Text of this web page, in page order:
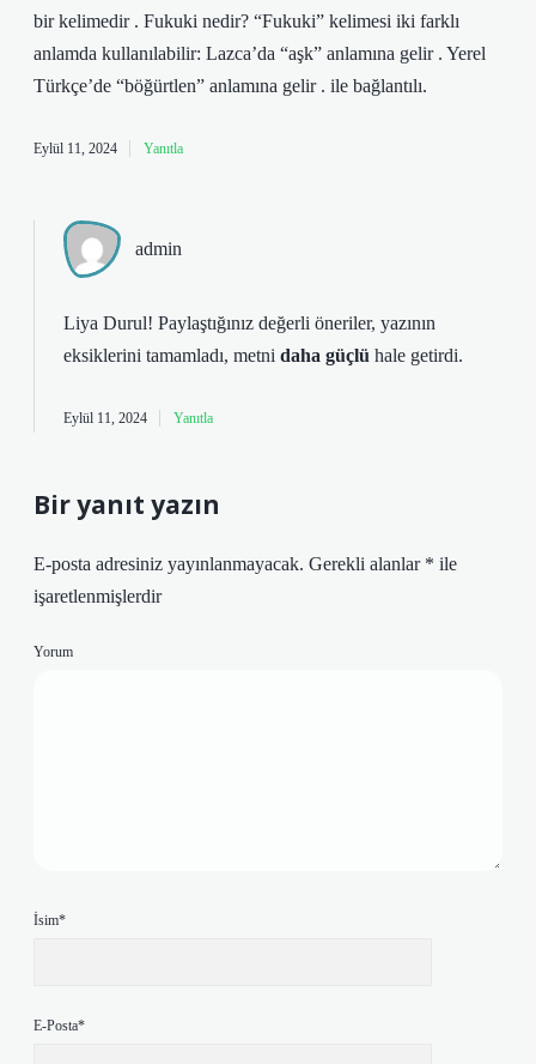
bir kelimedir . Fukuki nedir? “Fukuki” kelimesi iki farklı
anlamda kullanılabilir: Lazca’da “aşk” anlamına gelir . Yerel
Türkçe’de “böğürtlen” anlamına gelir . ile bağlantılı.
Eylül 11, 2024 Yanıtla
admin
Liya Durul! Paylaştığınız değerli öneriler, yazının
eksiklerini tamamladı, metni daha güçlü hale getirdi.
Eylül 11, 2024 Yanıtla
Bir yanıt yazın
E-posta adresiniz yayınlanmayacak. Gerekli alanlar * ile
işaretlenmişlerdir
Yorum
İsim*
E-Posta*